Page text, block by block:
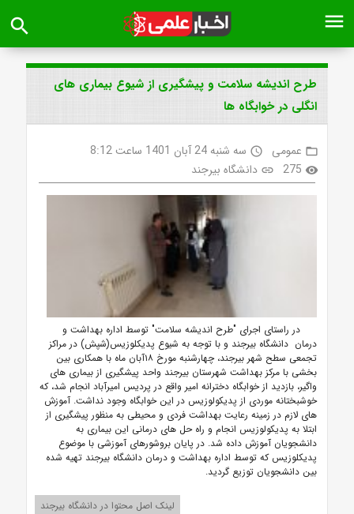
menu
search
طرح اندیشه سلامت و پیشگیری از شیوع بیماری های
انگلی در خوابگاه ها
folder_open عمومی access_time سه شنبه 24 آبان 1401 ساعت 8:12
visibility
275
link دانشگاه بیرجند
در راستای اجرای "طرح اندیشه سلامت" توسط اداره بهداشت و
درمان دانشگاه بیرجند و با توجه به شیوع پدیکلوزیس(شپش) در مراکز
تجمعی سطح شهر بیرجند، چهارشنبه مورخ ۱۸آبان ماه با همکاری بین
بخشی با مرکز بهداشت شهرستان بیرجند واحد پیشگیری از بیماری ­های
واگیر، بازدید از خوابگاه دخترانه امیر واقع در پردیس امیرآباد انجام شد، که
خوشبختانه موردی از پدیکولوزیس در این خوابگاه وجود نداشت. آموزش
های لازم در زمینه رعایت بهداشت فردی و محیطی به منظور پیشگیری از
ابتلا به پدیکولوزیس انجام و راه­ حل های درمانی این بیماری به
دانشجویان آموزش داده شد. در پایان بروشورهای آموزشی با موضوع
پدیکلوزیس که توسط اداره بهداشت و درمان دانشگاه بیرجند تهیه شده
بین دانشجویان توزیع گردید.
لینک اصل محتوا در دانشگاه بیرجند